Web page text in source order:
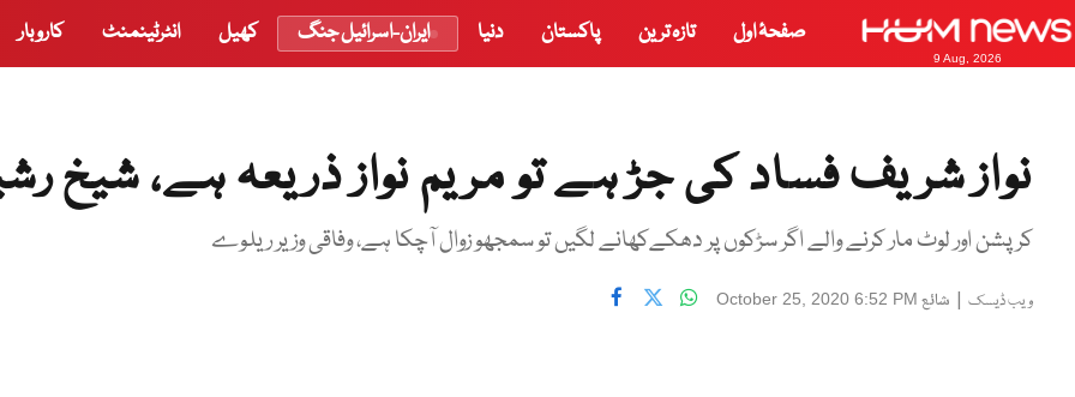
9 Aug, 2026
صفحۂ اول تازہ ترین پاکستان دنیا ایران-اسرائیل جنگ کھیل انٹرٹینمنٹ کاروبار
نواز شریف فساد کی جڑ ہے تو مریم نواز ذریعہ ہے، شیخ
کرپشن اور لوٹ مار کرنے والے اگر سڑکوں پر دھکےکھانے لگیں تو سمجھو زوال آچکا ہے، وفاقی وزیر ریلوے
ویب ڈیسک | شائع October 25, 2020 6:52 PM